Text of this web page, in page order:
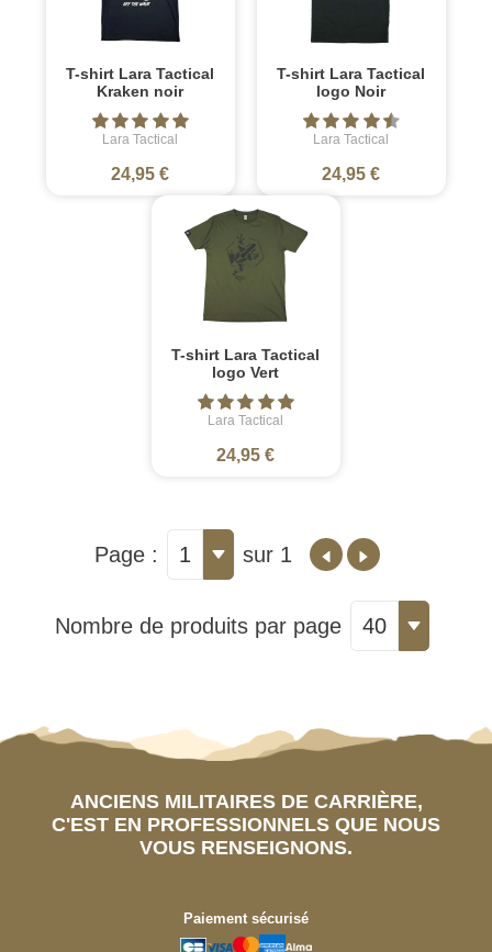
T-shirt Lara Tactical
Kraken noir
Lara Tactical
24,95 €
T-shirt Lara Tactical
logo Noir
Lara Tactical
24,95 €
T-shirt Lara Tactical
logo Vert
Lara Tactical
24,95 €
Page : 1 sur 1
Nombre de produits par page 40
ANCIENS MILITAIRES DE CARRIÈRE,
C'EST EN PROFESSIONNELS QUE NOUS
VOUS RENSEIGNONS.
Paiement sécurisé